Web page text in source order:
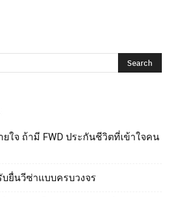
ใจ ถ้ามี FWD ประกันชีวิตที่เข้าใจคน
ยื่นวีซ่าแบบครบวงจร